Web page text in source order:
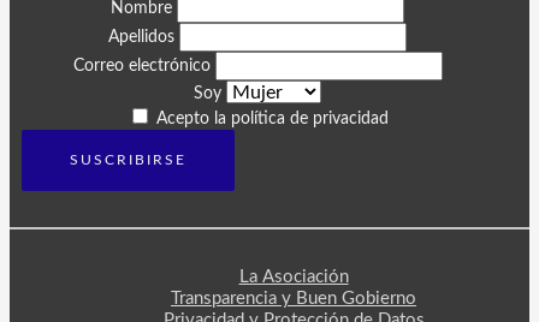
Nombre
Apellidos
Correo electrónico
Soy
Acepto la política de privacidad
La Asociación
Transparencia y Buen Gobierno